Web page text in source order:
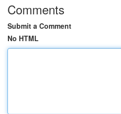
Comments
Submit a Comment
No HTML